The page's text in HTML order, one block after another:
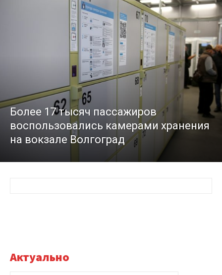
Более 17 тысяч пассажиров
воспользовались камерами хранения
на вокзале Волгоград
Актуально